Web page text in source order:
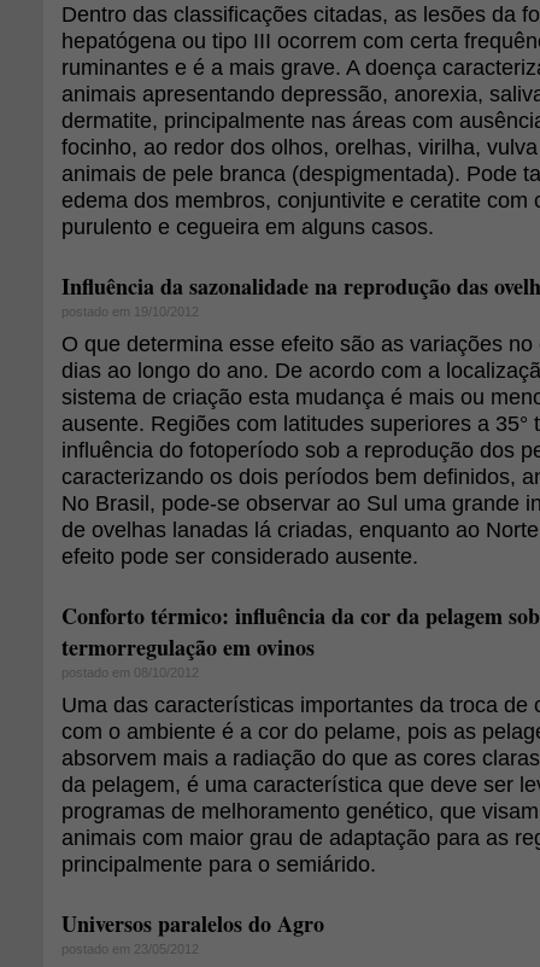
Dentro das classificações citadas, as lesões da
hepatógena ou tipo III ocorrem com certa
ruminantes e é a mais grave. A doença
animais apresentando depressão, anorexia,
dermatite, principalmente nas áreas com
focinho, ao redor dos olhos, orelhas, virilha,
animais de pele branca (despigmentada). Pode
edema dos membros, conjuntivite e ceratite com
purulento e cegueira em alguns casos.
Influência da sazonalidade na reprodução das
postado em 19/10/2012
O que determina esse efeito são as variações
dias ao longo do ano. De acordo com a
sistema de criação esta mudança é mais ou
ausente. Regiões com latitudes superiores a 35°
influência do fotoperíodo sob a reprodução dos
caracterizando os dois períodos bem definidos,
No Brasil, pode-se observar ao Sul uma grande
de ovelhas lanadas lá criadas, enquanto ao
efeito pode ser considerado ausente.
Conforto térmico: influência da cor da pelagem
termorregulação em ovinos
postado em 08/10/2012
Uma das características importantes da troca de
com o ambiente é a cor do pelame, pois as
absorvem mais a radiação do que as cores
da pelagem, é uma característica que deve ser
programas de melhoramento genético, que
animais com maior grau de adaptação para as
principalmente para o semiárido.
Universos paralelos do Agro
postado em 23/05/2012